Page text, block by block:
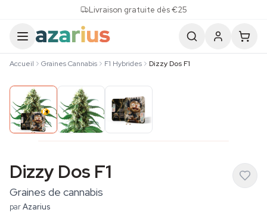
Livraison gratuite dès €25
Accueil Graines Cannabis F1 Hybrides Dizzy Dos F1
Dizzy Dos F1
Graines de cannabis
parAzarius